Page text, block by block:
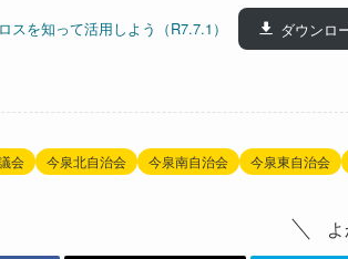
スを知って活用しよう（R7.7.1） ダウンロ
会 今泉北自治会 今泉南自治会 今泉東自治会